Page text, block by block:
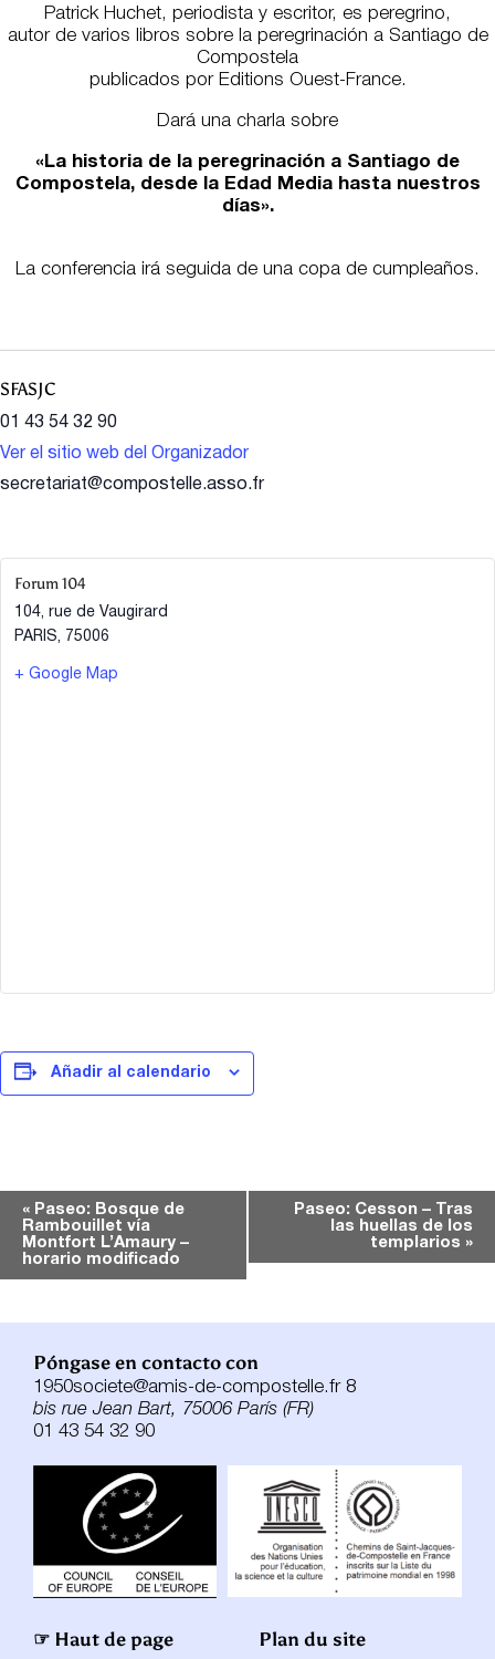
Patrick Huchet, periodista y escritor, es peregrino,
autor de varios libros sobre la peregrinación a Santiago de
Compostela
publicados por Editions Ouest-France.
Dará una charla sobre
«La historia de la peregrinación a Santiago de
Compostela, desde la Edad Media hasta nuestros
días».
La conferencia irá seguida de una copa de cumpleaños.
SFASJC
01 43 54 32 90
Ver el sitio web del Organizador
secretariat@compostelle.asso.fr
Forum 104
104, rue de Vaugirard
PARIS, 75006
+ Google Map
Añadir al calendario
Navegación
del
Evento
« Paseo: Bosque de
Rambouillet vía
Montfort L’Amaury –
horario modificado
Paseo: Cesson – Tras
las huellas de los
templarios »
☞ Haut de page
Póngase en contacto con
1950societe@amis-de-compostelle.fr 8
bis rue Jean Bart, 75006 París (FR)
01 43 54 32 90
Plan du site